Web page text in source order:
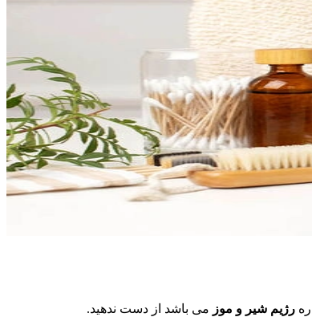
رژیم شیر و موز می باشد از دست ندهید.